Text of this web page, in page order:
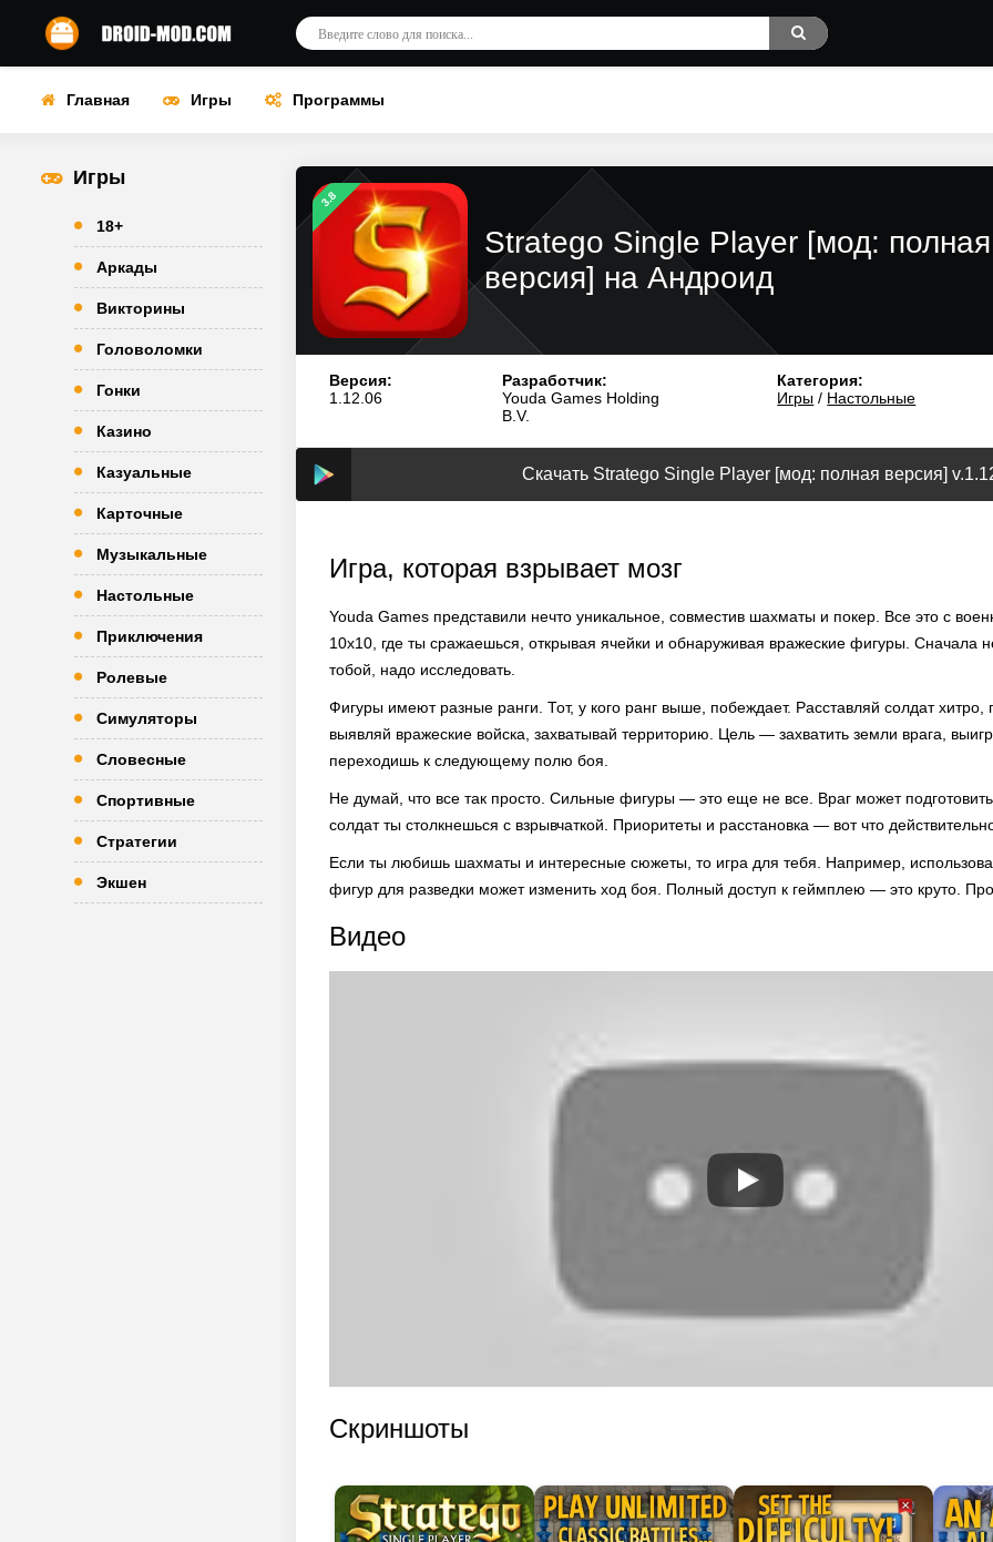
Главная Игры Программы
Игры
18+
Аркады
Викторины
Головоломки
Гонки
Казино
Казуальные
Карточные
Музыкальные
Настольные
Приключения
Ролевые
Симуляторы
Словесные
Спортивные
Стратегии
Экшен
3.8
Stratego Single Player [мод: полная
версия] на Андроид
Версия:
1.12.06
Разработчик:
Youda Games Holding
B.V.
Категория:
Игры / Настольные
Скачать Stratego Single Player [мод: полная версия]
Игра, которая взрывает мозг
Youda Games представили нечто уникальное, совместив шахматы и покер. Все это с
10х10, где ты сражаешься, открывая ячейки и обнаруживая вражеские фигуры. Сначала
тобой, надо исследовать.
Фигуры имеют разные ранги. Тот, у кого ранг выше, побеждает. Расставляй солдат хитро,
выявляй вражеские войска, захватывай территорию. Цель — захватить земли врага,
переходишь к следующему полю боя.
Не думай, что все так просто. Сильные фигуры — это еще не все. Враг может
солдат ты столкнешься с взрывчаткой. Приоритеты и расстановка — вот что
Если ты любишь шахматы и интересные сюжеты, то игра для тебя. Например,
фигур для разведки может изменить ход боя. Полный доступ к геймплею — это круто.
Видео
Скриншоты